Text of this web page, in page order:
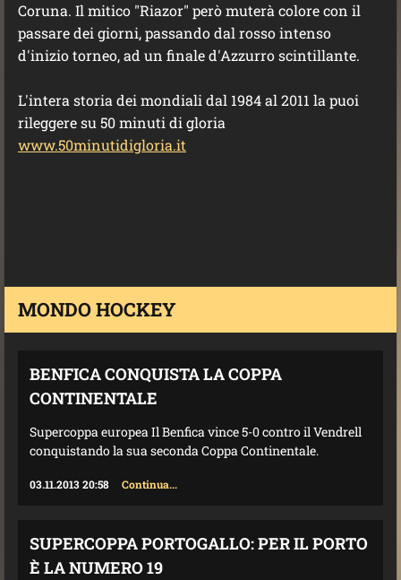
Coruna. Il mitico "Riazor" però muterà colore con il
passare dei giorni, passando dal rosso intenso
d'inizio torneo, ad un finale d'Azzurro scintillante.
L'intera storia dei mondiali dal 1984 al 2011 la puoi
rileggere su 50 minuti di gloria
www.50minutidigloria.it
MONDO HOCKEY
BENFICA CONQUISTA LA COPPA
CONTINENTALE
Supercoppa europea Il Benfica vince 5-0 contro il Vendrell
conquistando la sua seconda Coppa Continentale.
03.11.2013 20:58 Continua...
SUPERCOPPA PORTOGALLO: PER IL PORTO
È LA NUMERO 19